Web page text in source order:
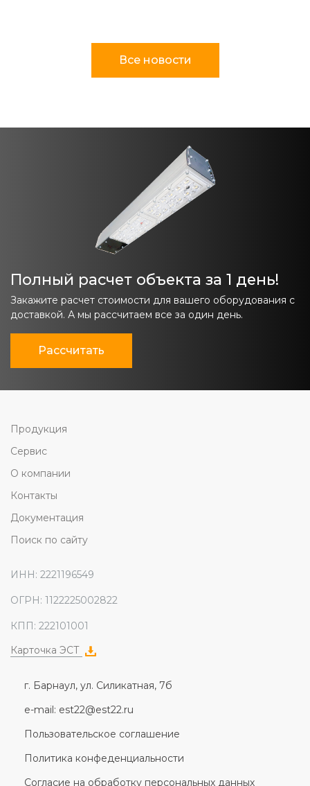
Все новости
Полный расчет объекта за 1 день!
Закажите расчет стоимости для вашего оборудования с
доставкой. А мы рассчитаем все за один день.
Рассчитать
Продукция
Сервис
О компании
Контакты
Документация
Поиск по сайту
ИНН: 2221196549
ОГРН: 1122225002822
КПП: 222101001
Карточка ЭСТ
г. Барнаул, ул. Силикатная, 7б
e-mail: est22@est22.ru
Пользовательское соглашение
Политика конфеденциальности
Согласие на обработку персональных данных